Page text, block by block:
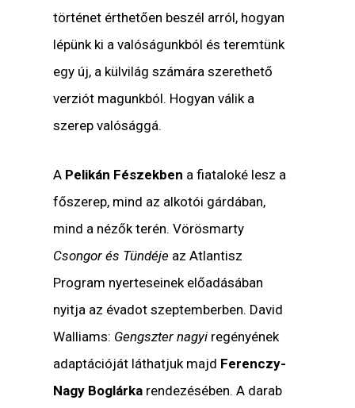
történet érthetően beszél arról, hogyan
lépünk ki a valóságunkból és teremtünk
egy új, a külvilág számára szerethető
verziót magunkból. Hogyan válik a
szerep valósággá.
A Pelikán Fészekben a fiataloké lesz a
főszerep, mind az alkotói gárdában,
mind a nézők terén. Vörösmarty
Csongor és Tündéje az Atlantisz
Program nyerteseinek előadásában
nyitja az évadot szeptemberben. David
Walliams: Gengszter nagyi regényének
adaptációját láthatjuk majd Ferenczy-
Nagy Boglárka rendezésében. A darab